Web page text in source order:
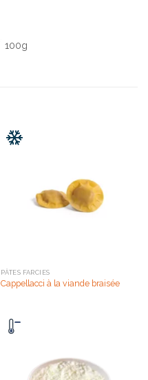
100g
PÂTES FARCIES
Cappellacci à la viande braisée